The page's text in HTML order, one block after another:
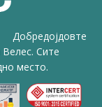
Добредојдовте
Сите
место.